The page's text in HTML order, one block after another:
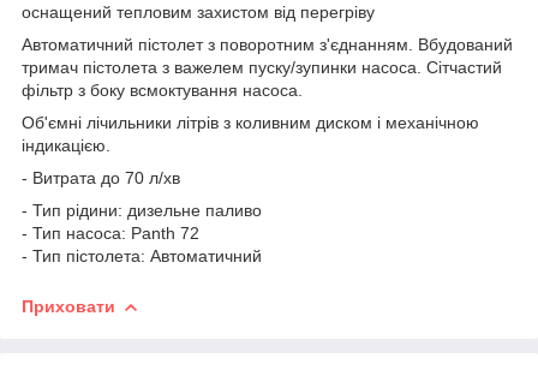
оснащений тепловим захистом від перегріву
Автоматичний пістолет з поворотним з'єднанням. Вбудований
тримач пістолета з важелем пуску/зупинки насоса. Сітчастий
фільтр з боку всмоктування насоса.
Об'ємні лічильники літрів з коливним диском і механічною
індикацією.
- Витрата до 70 л/хв
- Тип рідини: дизельне паливо
- Тип насоса: Panth 72
- Тип пістолета: Автоматичний
Приховати